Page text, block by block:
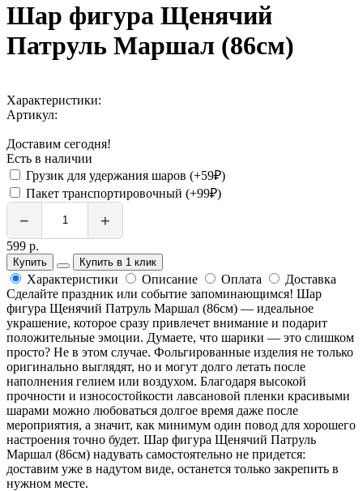
Шар фигура Щенячий
Патруль Маршал (86см)
Характеристики:
Артикул:
Доставим сегодня!
Есть в наличии
Грузик для удержания шаров (+59₽)
Пакет транспортировочный (+99₽)
− +
599 р.
Купить Купить в 1 клик
Характеристики Описание Оплата
Доставка
Сделайте праздник или событие запоминающимся! Шар
фигура Щенячий Патруль Маршал (86см) — идеальное
украшение, которое сразу привлечет внимание и подарит
положительные эмоции. Думаете, что шарики — это слишком
просто? Не в этом случае. Фольгированные изделия не только
оригинально выглядят, но и могут долго летать после
наполнения гелием или воздухом. Благодаря высокой
прочности и износостойкости лавсановой пленки красивыми
шарами можно любоваться долгое время даже после
мероприятия, а значит, как минимум один повод для хорошего
настроения точно будет. Шар фигура Щенячий Патруль
Маршал (86см) надувать самостоятельно не придется:
доставим уже в надутом виде, останется только закрепить в
нужном месте.